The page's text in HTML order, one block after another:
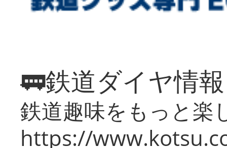
🚃鉄道ダイヤ情
鉄道趣味をもっと楽
https://